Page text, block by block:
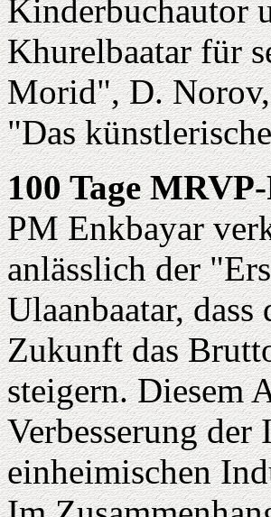
Kinderbuchautor
Khurelbaatar für
Morid", D.
"Das
100 Tage
PM Enkbayar
anlässlich der
Ulaanbaatar,
Zukunft das
steigern. Diesem
Verbesserung
einheimischen